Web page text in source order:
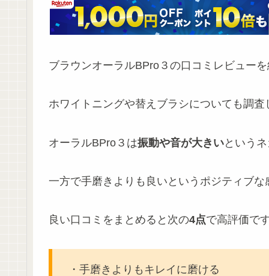
ブラウンオーラルBPro３の口コミレビュー
ホワイトニングや替えブラシについても調査
オーラルBPro３は振動や音が大きいという
一方で手磨きよりも良いというポジティブ
良い口コミをまとめると次の4点で高評価で
・手磨きよりもキレイに磨ける